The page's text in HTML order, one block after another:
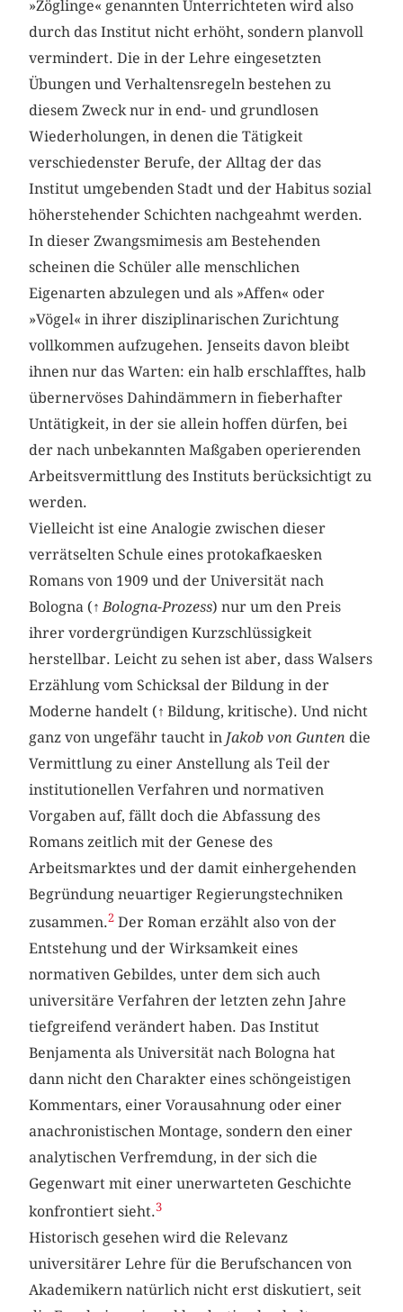
»Zöglinge« genannten Unterrichteten wird also
durch das Institut nicht erhöht, sondern planvoll
vermindert. Die in der Lehre eingesetzten
Übungen und Verhaltensregeln bestehen zu
diesem Zweck nur in end- und grundlosen
Wiederholungen, in denen die Tätigkeit
verschiedenster Berufe, der Alltag der das
Institut umgebenden Stadt und der Habitus sozial
höherstehender Schichten nachgeahmt werden.
In dieser Zwangsmimesis am Bestehenden
scheinen die Schüler alle menschlichen
Eigenarten abzulegen und als »Affen« oder
»Vögel« in ihrer disziplinarischen Zurichtung
vollkommen aufzugehen. Jenseits davon bleibt
ihnen nur das Warten: ein halb erschlafftes, halb
übernervöses Dahindämmern in fieberhafter
Untätigkeit, in der sie allein hoffen dürfen, bei
der nach unbekannten Maßgaben operierenden
Arbeitsvermittlung des Instituts berücksichtigt zu
werden.
Vielleicht ist eine Analogie zwischen dieser
verrätselten Schule eines protokafkaesken
Romans von 1909 und der Universität nach
Bologna (↑Bologna-Prozess) nur um den Preis
ihrer vordergründigen Kurzschlüssigkeit
herstellbar. Leicht zu sehen ist aber, dass Walsers
Erzählung vom Schicksal der Bildung in der
Moderne handelt (↑ Bildung, kritische). Und nicht
ganz von ungefähr taucht in Jakob von Gunten die
Vermittlung zu einer Anstellung als Teil der
institutionellen Verfahren und normativen
Vorgaben auf, fällt doch die Abfassung des
Romans zeitlich mit der Genese des
Arbeitsmarktes und der damit einhergehenden
Begründung neuartiger Regierungstechniken
zusammen.2 Der Roman erzählt also von der
Entstehung und der Wirksamkeit eines
normativen Gebildes, unter dem sich auch
universitäre Verfahren der letzten zehn Jahre
tiefgreifend verändert haben. Das Institut
Benjamenta als Universität nach Bologna hat
dann nicht den Charakter eines schöngeistigen
Kommentars, einer Vorausahnung oder einer
anachronistischen Montage, sondern den einer
analytischen Verfremdung, in der sich die
Gegenwart mit einer unerwarteten Geschichte
konfrontiert sieht.3
Historisch gesehen wird die Relevanz
universitärer Lehre für die Berufschancen von
Akademikern natürlich nicht erst diskutiert, seit